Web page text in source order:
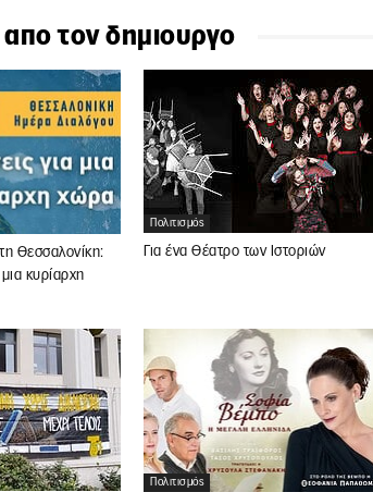
τον δημιουργο
Θεσσαλονίκη:
κυρίαρχη
Πολιτισμός
Για ένα Θέατρο των Ιστοριών
Πολιτισμός